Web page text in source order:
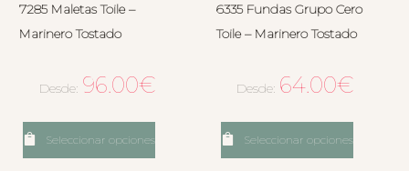
7285 Maletas Toile –
Marinero Tostado
Desde: 96.00€
Seleccionar opciones
6335 Fundas Grupo Cero
Toile – Marinero Tostado
Desde: 64.00€
Seleccionar opciones